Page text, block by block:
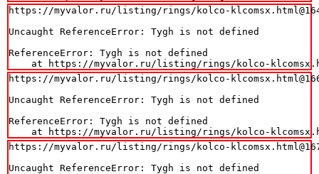
https://myvalor.ru/listing/rings/kolco-
Uncaught ReferenceError: Tygh is not defined
ReferenceError: Tygh is not defined
at https://myvalor.ru/listing/rings/kolco-
https://myvalor.ru/listing/rings/kolco-
Uncaught ReferenceError: Tygh is not defined
ReferenceError: Tygh is not defined
at https://myvalor.ru/listing/rings/kolco-
https://myvalor.ru/listing/rings/kolco-
Uncaught ReferenceError: Tygh is not defined